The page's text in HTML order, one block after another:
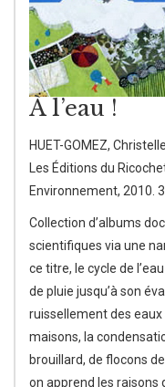
À l’eau !
HUET-GOMEZ,
Les Éditions du
Environnement, 2010.
Collection d’albums
scientifiques via une
ce titre, le cycle de
de pluie jusqu’à son
ruissellement des
maisons, la
brouillard, de flocons
on apprend les raisons